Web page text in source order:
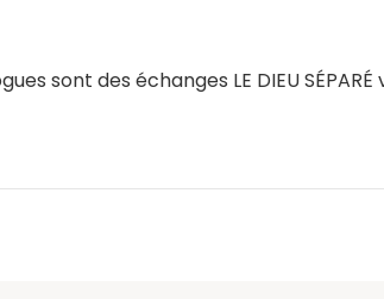
sont des échanges LE DIEU